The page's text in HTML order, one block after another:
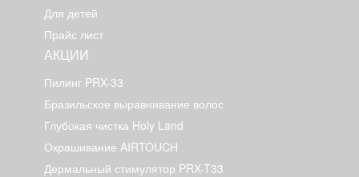
Для детей
Прайс лист
АКЦИИ
Пилинг PRX-33
Бразильское выравнивание волос
Глубокая чистка Holy Land
Окрашивание AIRTOUCH
Дермальный стимулятор PRX-T33